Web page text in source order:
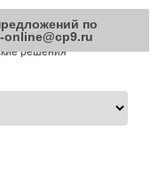
решения
по
online@cp9.ru